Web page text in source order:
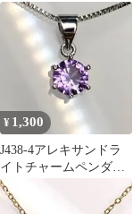
¥ 1,300
J438-4アレキサンドラ
イトチャームペンダン
トトップsvコーティン
グ